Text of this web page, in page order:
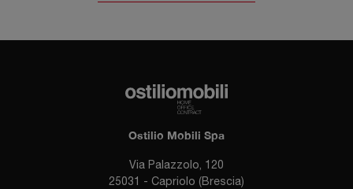
Ostilio Mobili Spa
Via Palazzolo, 120
25031 - Capriolo (Brescia)